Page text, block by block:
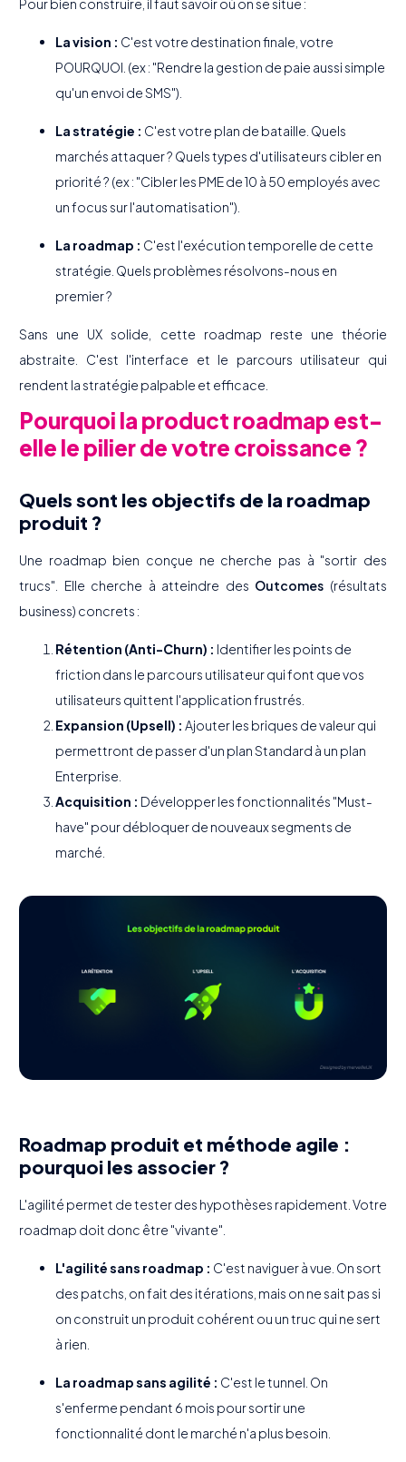
Pour bien construire, il faut savoir où on se situe :
La vision : C'est votre destination finale, votre
POURQUOI. (ex : "Rendre la gestion de paie aussi simple
qu'un envoi de SMS").
La stratégie : C'est votre plan de bataille. Quels
marchés attaquer ? Quels types d'utilisateurs cibler en
priorité ? (ex : "Cibler les PME de 10 à 50 employés avec
un focus sur l'automatisation").
La roadmap : C'est l'exécution temporelle de cette
stratégie. Quels problèmes résolvons-nous en
premier ?
Sans une UX solide, cette roadmap reste une théorie
abstraite. C'est l'interface et le parcours utilisateur qui
rendent la stratégie palpable et efficace.
Pourquoi la product roadmap est-
elle le pilier de votre croissance ?
Quels sont les objectifs de la roadmap
produit ?
Une roadmap bien conçue ne cherche pas à "sortir des
trucs". Elle cherche à atteindre des Outcomes (résultats
business) concrets :
Rétention (Anti-Churn) : Identifier les points de
friction dans le parcours utilisateur qui font que vos
utilisateurs quittent l'application frustrés.
Expansion (Upsell) : Ajouter les briques de valeur qui
permettront de passer d'un plan Standard à un plan
Enterprise.
Acquisition : Développer les fonctionnalités "Must-
have" pour débloquer de nouveaux segments de
marché.
Roadmap produit et méthode agile :
pourquoi les associer ?
L'agilité permet de tester des hypothèses rapidement. Votre
roadmap doit donc être "vivante".
L'agilité sans roadmap : C'est naviguer à vue. On sort
des patchs, on fait des itérations, mais on ne sait pas si
on construit un produit cohérent ou un truc qui ne sert
à rien.
La roadmap sans agilité : C'est le tunnel. On
s'enferme pendant 6 mois pour sortir une
fonctionnalité dont le marché n'a plus besoin.